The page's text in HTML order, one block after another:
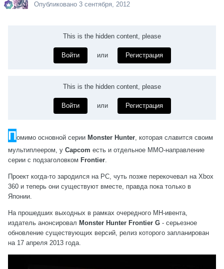
Опубликовано 3 сентября, 2012
This is the hidden content, please
Войти или Регистрация
This is the hidden content, please
Войти или Регистрация
Помимо основной серии Monster Hunter, которая славится своим
мультиплеером, у Capcom есть и отдельное ММО-направление
серии с подзаголовком Frontier.
Проект когда-то зародился на PC, чуть позже перекочевал на Xbox
360 и теперь они существуют вместе, правда пока только в
Японии.
На прошедших выходных в рамках очередного MH-ивента,
издатель анонсировал Monster Hunter Frontier G - серьезное
обновление существующих версий, релиз которого запланирован
на 17 апреля 2013 года.